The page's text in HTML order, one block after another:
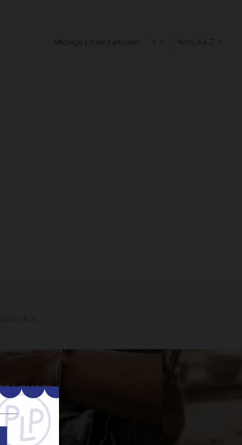
Affichage 1-2 de 2 article(s) 2 Nom, A à Z
Lavem
S’abonner